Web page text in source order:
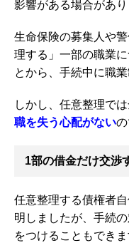
影響がある場合があり
生命保険の募集人や
理する」一部の職業
とから、手続中に職
しかし、任意整理で
職を失う心配がないの
1部の借金だけ交渉
任意整理する債権者
明しましたが、手続
をつけることもできま